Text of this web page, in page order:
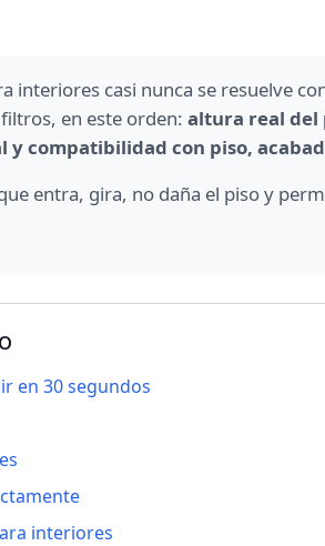
interiores casi nunca se resuelve
en este orden: altura real del
y compatibilidad con piso,
entra, gira, no daña el piso y
en 30 segundos
interiores